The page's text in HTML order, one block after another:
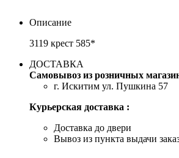
Описание
3119 крест 585*
ДОСТАВКА
Самовывоз из розничных
г. Искитим ул. Пушкина 57
Курьерская доставка :
Доставка до двери
Вывоз из пункта выдачи